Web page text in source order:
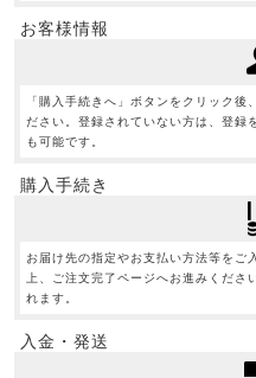
お客様情報
「購入手続きへ」ボタンをクリック後
ださい。登録されていない方は、登録
も可能です。
購入手続き
お届け先の指定やお支払い方法等をご
上、ご注文完了ページへお進みくだ
れます。
入金・発送